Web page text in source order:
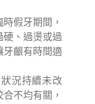
時假牙期間，
硬、過燙或過
牙齦有時間適
況持續未改
不均有關，